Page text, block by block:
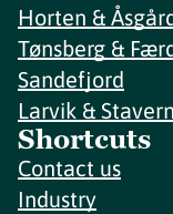
Horten &
Tønsberg &
Sandefjord
Larvik & Stavern
Shortcuts
Contact us
Industry